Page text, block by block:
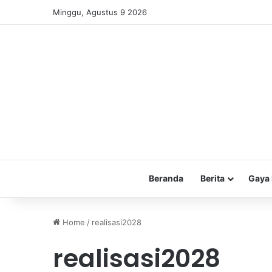
Minggu, Agustus 9 2026
Beranda Berita Gaya
Home / realisasi2028
realisasi2028